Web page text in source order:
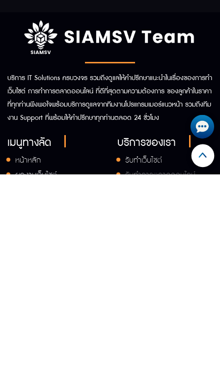
บริการ IT Solutions ครบวงจร รวมถึงดูแลให้คำปรึกษาแนะนำในเรื่องของการทำ
เว็บไซต์ การทำการตลาดออนไลน์ ที่ดีที่สุดตามความต้องการ ของลูกค้าในราคา
ที่ทุกท่านพึงพอใจพร้อมบริการดูแลจากทีมงานโปรแกรมเมอร์แนวหน้า รวมถึงทีม
งาน Support ที่พร้อมให้คำปรึกษาทุกท่านตลอด 24 ชั่วโมง
เมนูทางลัด
หน้าหลัก
ผลงานเว็บไซต์
บริการของเรา
รับทำเว็บไซต์
รับทำการตลาดออนไลน์